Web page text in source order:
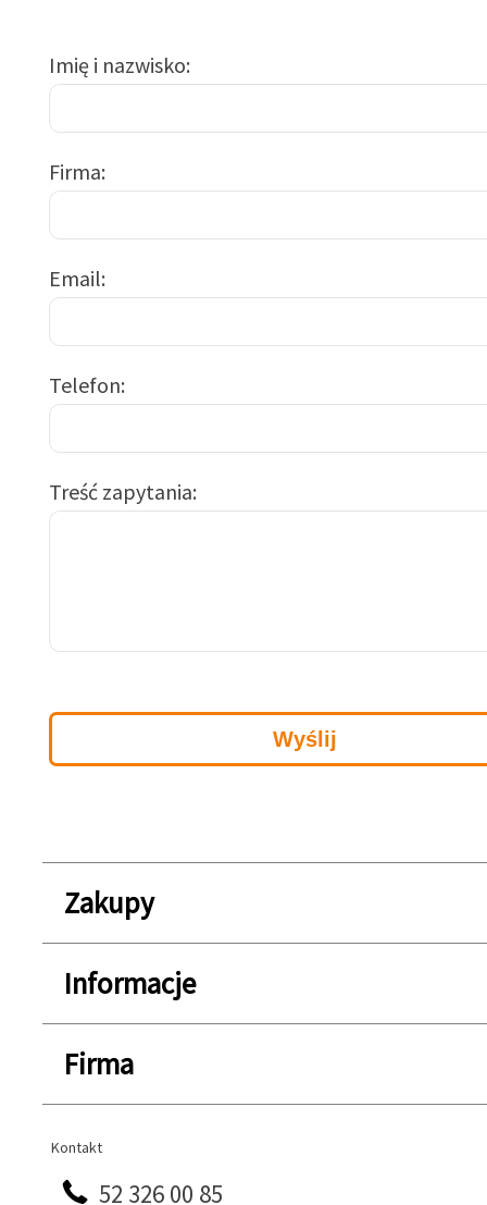
Imię i nazwisko
Firma
Email
Telefon
Treść zapytania
Zakupy
Informacje
Firma
Kontakt
Kontakt
52 326 00 85